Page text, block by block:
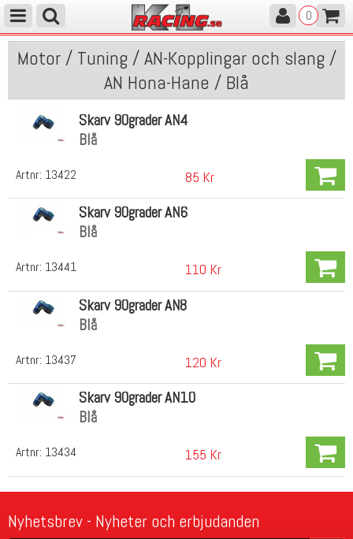
0
Motor / Tuning / AN-Kopplingar och slang /
AN Hona-Hane / Blå
Artnr: 13422
Skarv 90grader AN4
Blå
85 Kr
Artnr: 13441
Skarv 90grader AN6
Blå
110 Kr
Artnr: 13437
Skarv 90grader AN8
Blå
120 Kr
Artnr: 13434
Skarv 90grader AN10
Blå
155 Kr
Nyhetsbrev - Nyheter och erbjudanden